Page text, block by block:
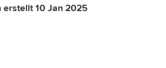
10 Jan 2025